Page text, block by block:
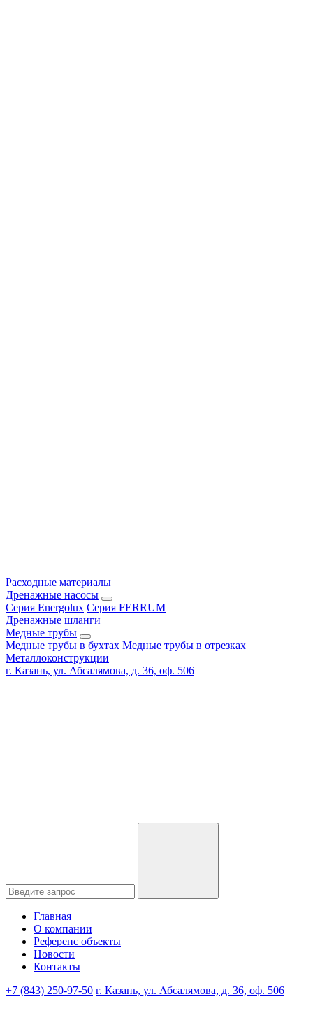
Расходные материалы
Дренажные насосы
Серия Energolux Серия FERRUM
Дренажные шланги
Медные трубы
Медные трубы в бухтах Медные трубы в отрезках
Металлоконструкции
г. Казань, ул. Абсалямова, д. 36, оф. 506
Главная
О компании
Референс объекты
Новости
Контакты
+7 (843) 250-97-50 г. Казань, ул. Абсалямова, д. 36, оф. 506